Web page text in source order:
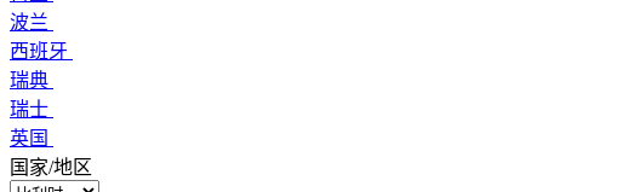
波兰
西班牙
瑞典
瑞士
英国
国家/地区